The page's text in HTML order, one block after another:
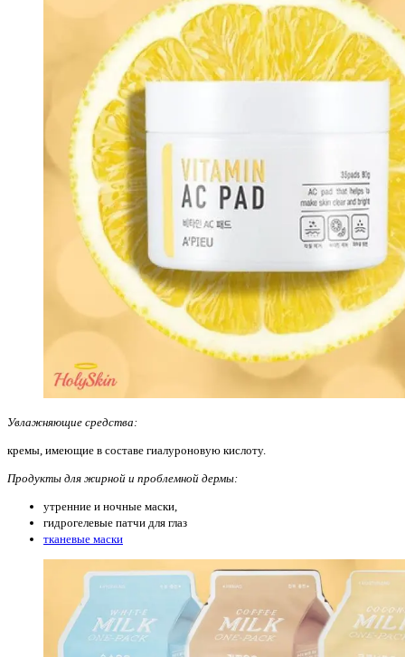
Увлажняющие средства:
кремы, имеющие в составе гиалуроновую кислоту.
Продукты для жирной и проблемной дермы:
утренние и ночные маски,
гидрогелевые патчи для глаз
тканевые маски